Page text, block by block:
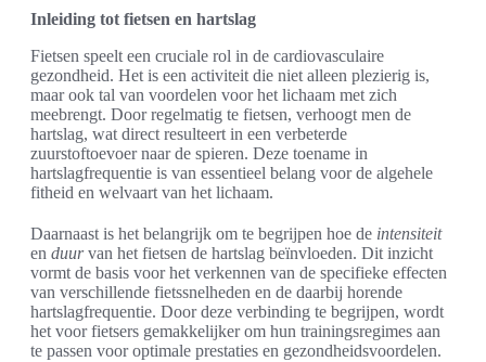
Inleiding tot fietsen en hartslag
Fietsen speelt een cruciale rol in de cardiovasculaire
gezondheid. Het is een activiteit die niet alleen plezierig is,
maar ook tal van voordelen voor het lichaam met zich
meebrengt. Door regelmatig te fietsen, verhoogt men de
hartslag, wat direct resulteert in een verbeterde
zuurstoftoevoer naar de spieren. Deze toename in
hartslagfrequentie is van essentieel belang voor de algehele
fitheid en welvaart van het lichaam.
Daarnaast is het belangrijk om te begrijpen hoe de intensiteit
en duurvan het fietsen de hartslag beïnvloeden. Dit inzicht
vormt de basis voor het verkennen van de specifieke effecten
van verschillende fietssnelheden en de daarbij horende
hartslagfrequentie. Door deze verbinding te begrijpen, wordt
het voor fietsers gemakkelijker om hun trainingsregimes aan
te passen voor optimale prestaties en gezondheidsvoordelen.